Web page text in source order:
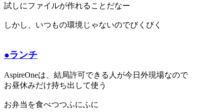
試しにファイルが作れることだなー
しかし、いつもの環境じゃないのでびくびく
●ランチ
AspireOneは、結局許可できる人が今日外現場なので
お昼休みだけ持ち出して使う
お弁当を食べつつふにふに